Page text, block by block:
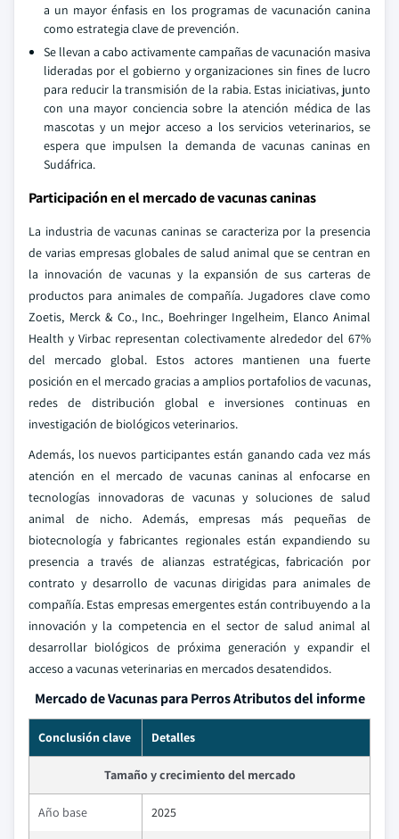
a un mayor énfasis en los programas de vacunación canina
como estrategia clave de prevención.
Se llevan a cabo activamente campañas de vacunación masiva
lideradas por el gobierno y organizaciones sin fines de lucro
para reducir la transmisión de la rabia. Estas iniciativas, junto
con una mayor conciencia sobre la atención médica de las
mascotas y un mejor acceso a los servicios veterinarios, se
espera que impulsen la demanda de vacunas caninas en
Sudáfrica.
Participación en el mercado de vacunas caninas
La industria de vacunas caninas se caracteriza por la presencia
de varias empresas globales de salud animal que se centran en
la innovación de vacunas y la expansión de sus carteras de
productos para animales de compañía. Jugadores clave como
Zoetis, Merck & Co., Inc., Boehringer Ingelheim, Elanco Animal
Health y Virbac representan colectivamente alrededor del 67%
del mercado global. Estos actores mantienen una fuerte
posición en el mercado gracias a amplios portafolios de vacunas,
redes de distribución global e inversiones continuas en
investigación de biológicos veterinarios.
Además, los nuevos participantes están ganando cada vez más
atención en el mercado de vacunas caninas al enfocarse en
tecnologías innovadoras de vacunas y soluciones de salud
animal de nicho. Además, empresas más pequeñas de
biotecnología y fabricantes regionales están expandiendo su
presencia a través de alianzas estratégicas, fabricación por
contrato y desarrollo de vacunas dirigidas para animales de
compañía. Estas empresas emergentes están contribuyendo a la
innovación y la competencia en el sector de salud animal al
desarrollar biológicos de próxima generación y expandir el
acceso a vacunas veterinarias en mercados desatendidos.
Mercado de Vacunas para Perros Atributos del informe
Conclusión clave Detalles
Tamaño y crecimiento del mercado
Año base 2025